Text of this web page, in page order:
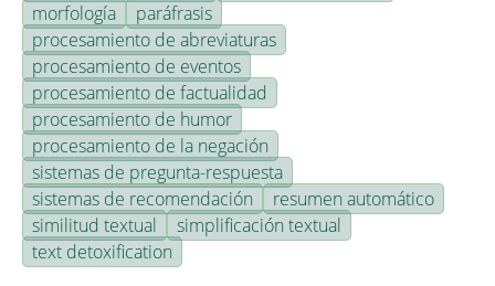
morfología
paráfrasis
procesamiento de abreviaturas
procesamiento de eventos
procesamiento de factualidad
procesamiento de humor
procesamiento de la negación
sistemas de pregunta-respuesta
sistemas de recomendación
resumen automático
similitud textual
simplificación textual
text detoxification